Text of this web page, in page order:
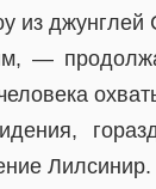
из
—
Лилсинир.